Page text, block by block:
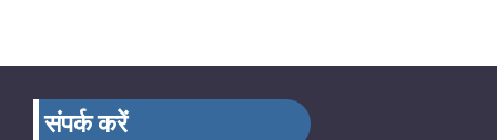
संपर्क करें